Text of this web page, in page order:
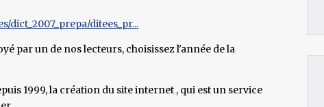
ditees_pr...
par un de nos lecteurs, choisissez l'année de la
1999, la création du site internet , qui est un service